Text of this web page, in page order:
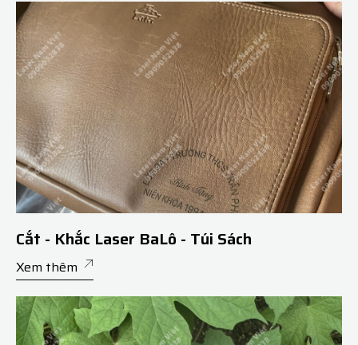
Cắt - Khắc Laser BaLô - Túi Sách
Xem thêm